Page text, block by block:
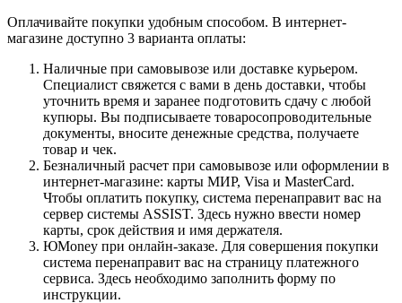
Оплачивайте покупки удобным способом. В интернет-
магазине доступно 3 варианта оплаты:
Наличные при самовывозе или доставке курьером.
Специалист свяжется с вами в день доставки, чтобы
уточнить время и заранее подготовить сдачу с любой
купюры. Вы подписываете товаросопроводительные
документы, вносите денежные средства, получаете
товар и чек.
Безналичный расчет при самовывозе или оформлении в
интернет-магазине: карты МИР, Visa и MasterCard.
Чтобы оплатить покупку, система перенаправит вас на
сервер системы ASSIST. Здесь нужно ввести номер
карты, срок действия и имя держателя.
ЮMoney при онлайн-заказе. Для совершения покупки
система перенаправит вас на страницу платежного
сервиса. Здесь необходимо заполнить форму по
инструкции.